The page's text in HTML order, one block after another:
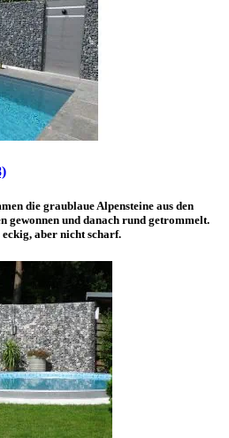
die graublaue Alpensteine aus den
gewonnen und danach rund getrommelt.
eckig, aber nicht scharf.